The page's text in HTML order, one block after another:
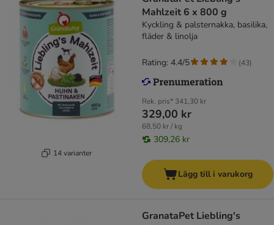
14 varianter
Mahlzeit 6 x 800 g
Kyckling & palsternakka, basilika,
fläder & linolja
Rek. pris* 341,30 kr
329,00 kr
68,50 kr / kg
309,26 kr
Rating: 4.4/5 (43)
Lägg till i varukorg
GranataPet Liebling's